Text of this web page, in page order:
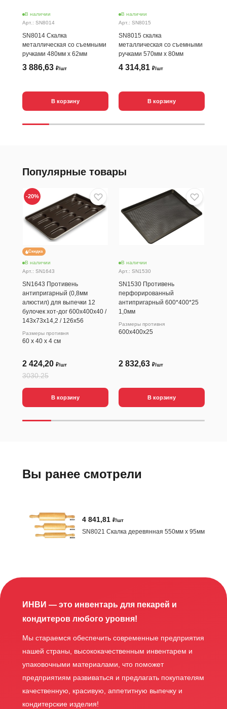
В наличии
Арт.: SN8014
SN8014 Скалка
металлическая со съемными
ручками 480мм х 62мм
3 886,63 ₽/шт
В корзину
В наличии
Арт.: SN8015
SN8015 скалка
металлическая со съемными
ручками 570мм х 80мм
4 314,81 ₽/шт
В корзину
Популярные товары
Скидка
В наличии
Арт.: SN1643
SN1643 Противень
антипригарный (0,8мм
алюстил) для выпечки 12
булочек хот-дог 600х400х40 /
143х73х14,2 / 126х56
Размеры противня
60 х 40 х 4 см
2 424,20 ₽/шт
3030.25
В корзину
-20%
В наличии
Арт.: SN1530
SN1530 Противень
перфорированный
антипригарный 600*400*25
1,0мм
Размеры противня
600х400х25
2 832,63 ₽/шт
В корзину
Вы ранее смотрели
4 841,81 ₽/шт
SN8021 Скалка деревянная 550мм х 95мм
ИНВИ — это инвентарь для пекарей и
кондитеров любого уровня!
Мы стараемся обеспечить современные предприятия
нашей страны, высококачественным инвентарем и
упаковочными материалами, что поможет
предприятиям развиваться и предлагать покупателям
качественную, красивую, аппетитную выпечку и
кондитерские изделия!